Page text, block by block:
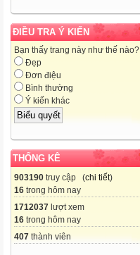
ĐIỀU TRA Ý KIẾN
Bạn thấy trang này như thế nào?
Đẹp
Đơn điệu
Bình thường
Ý kiến khác
THỐNG KÊ
903190 truy cập (chi tiết)
16 trong hôm nay
1712037 lượt xem
16 trong hôm nay
407 thành viên